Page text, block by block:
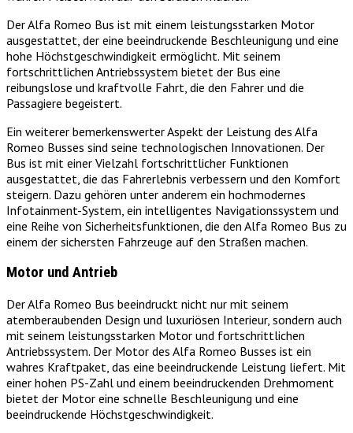
Der Alfa Romeo Bus ist mit einem leistungsstarken Motor
ausgestattet, der eine beeindruckende Beschleunigung und eine
hohe Höchstgeschwindigkeit ermöglicht. Mit seinem
fortschrittlichen Antriebssystem bietet der Bus eine
reibungslose und kraftvolle Fahrt, die den Fahrer und die
Passagiere begeistert.
Ein weiterer bemerkenswerter Aspekt der Leistung des Alfa
Romeo Busses sind seine technologischen Innovationen. Der
Bus ist mit einer Vielzahl fortschrittlicher Funktionen
ausgestattet, die das Fahrerlebnis verbessern und den Komfort
steigern. Dazu gehören unter anderem ein hochmodernes
Infotainment-System, ein intelligentes Navigationssystem und
eine Reihe von Sicherheitsfunktionen, die den Alfa Romeo Bus zu
einem der sichersten Fahrzeuge auf den Straßen machen.
Motor und Antrieb
Der Alfa Romeo Bus beeindruckt nicht nur mit seinem
atemberaubenden Design und luxuriösen Interieur, sondern auch
mit seinem leistungsstarken Motor und fortschrittlichen
Antriebssystem. Der Motor des Alfa Romeo Busses ist ein
wahres Kraftpaket, das eine beeindruckende Leistung liefert. Mit
einer hohen PS-Zahl und einem beeindruckenden Drehmoment
bietet der Motor eine schnelle Beschleunigung und eine
beeindruckende Höchstgeschwindigkeit.